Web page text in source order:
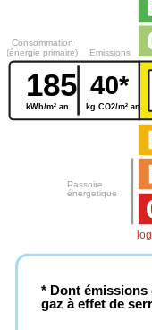
Emissions
Consommation
(énergie primaire)
Passoire
énergetique
185 40*
kWh/m².an kg CO2/m².an
* Dont émissions
gaz à effet de